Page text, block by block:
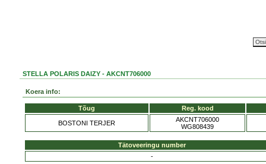
STELLA POLARIS DAIZY - AKCNT706000
Koera info:
Tõug Reg. kood
BOSTONI TERJER
AKCNT706000
WG808439
Tätoveeringu number
-